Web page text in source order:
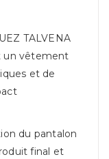
TALVENA
un vêtement
et de
du pantalon
final et